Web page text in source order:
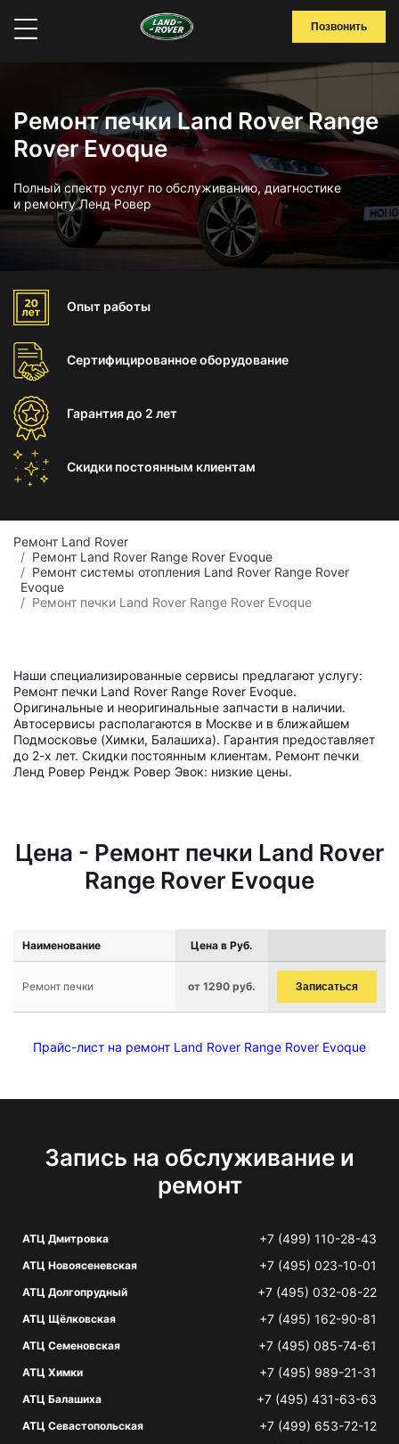
Позвонить
Ремонт печки Land Rover Range
Rover Evoque
Полный спектр услуг по обслуживанию, диагностике
и ремонту Ленд Ровер
Опыт работы
Сертифицированноеоборудование
Гарантиядо 2 лет
Скидки постоянным клиентам
Ремонт Land Rover
Ремонт Land Rover Range Rover Evoque
Ремонт системы отопления Land Rover Range Rover
Evoque
Ремонт печки Land Rover Range Rover Evoque
Наши специализированные сервисы предлагают услугу:
Ремонт печки Land Rover Range Rover Evoque.
Оригинальные и неоригинальные запчасти в наличии.
Автосервисы располагаются в Москве и в ближайшем
Подмосковье (Химки, Балашиха). Гарантия предоставляет
до 2-х лет. Скидки постоянным клиентам. Ремонт печки
Ленд Ровер Рендж Ровер Эвок: низкие цены.
Цена - Ремонт печки Land Rover
Range Rover Evoque
Наименование Цена в Руб.
Ремонт печки от 1290 руб. Записаться
Прайс-лист на ремонт Land Rover Range Rover Evoque
Запись на обслуживание и
ремонт
АТЦ Дмитровка +7 (499) 110-28-43
АТЦ Новоясеневская +7 (495) 023-10-01
АТЦ Долгопрудный +7 (495) 032-08-22
АТЦ Щёлковская +7 (495) 162-90-81
АТЦ Семеновская +7 (495) 085-74-61
АТЦ Химки +7 (495) 989-21-31
АТЦ Балашиха +7 (495) 431-63-63
АТЦ Севастопольская +7 (499) 653-72-12